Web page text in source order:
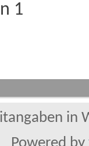
1
in